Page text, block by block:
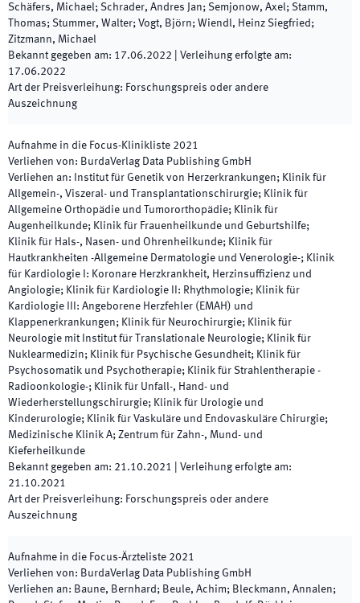
Schäfers, Michael; Schrader, Andres Jan; Semjonow, Axel; Stamm,
Thomas; Stummer, Walter; Vogt, Björn; Wiendl, Heinz Siegfried;
Zitzmann, Michael
Bekannt gegeben am: 17.06.2022 Verleihung erfolgte am:
17.06.2022
Art der Preisverleihung: Forschungspreis oder andere
Auszeichnung
Aufnahme in die Focus-Klinikliste 2021
Verliehen von: BurdaVerlag Data Publishing GmbH
Verliehen an:
Institut für Genetik von Herzerkrankungen; Klinik für
Allgemein-, Viszeral- und Transplantationschirurgie; Klinik für
Allgemeine Orthopädie und Tumororthopädie; Klinik für
Augenheilkunde; Klinik für Frauenheilkunde und Geburtshilfe;
Klinik für Hals-, Nasen- und Ohrenheilkunde; Klinik für
Hautkrankheiten -Allgemeine Dermatologie und Venerologie-; Klinik
für Kardiologie I: Koronare Herzkrankheit, Herzinsuffizienz und
Angiologie; Klinik für Kardiologie II: Rhythmologie; Klinik für
Kardiologie III: Angeborene Herzfehler (EMAH) und
Klappenerkrankungen; Klinik für Neurochirurgie; Klinik für
Neurologie mit Institut für Translationale Neurologie; Klinik für
Nuklearmedizin; Klinik für Psychische Gesundheit; Klinik für
Psychosomatik und Psychotherapie; Klinik für Strahlentherapie -
Radioonkologie-; Klinik für Unfall-, Hand- und
Wiederherstellungschirurgie; Klinik für Urologie und
Kinderurologie; Klinik für Vaskuläre und Endovaskuläre Chirurgie;
Medizinische Klinik A; Zentrum für Zahn-, Mund- und
Kieferheilkunde
Bekannt gegeben am: 21.10.2021 Verleihung erfolgte am:
21.10.2021
Art der Preisverleihung: Forschungspreis oder andere
Auszeichnung
Aufnahme in die Focus-Ärzteliste 2021
Verliehen von: BurdaVerlag Data Publishing GmbH
Verliehen an: Baune, Bernhard; Beule, Achim; Bleckmann, Annalen;